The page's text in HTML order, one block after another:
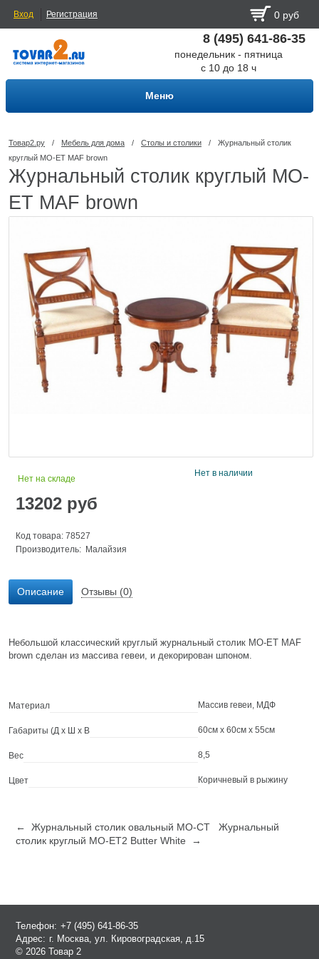
Вход Регистрация 0 руб
8 (495) 641-86-35
понедельник - пятница
с 10 до 18 ч
Меню
Товар2.ру / Мебель для дома / Столы и столики /
Журнальный столик
круглый MO-ET MAF brown
Журнальный столик круглый MO-
ET MAF brown
Нет на складе
13202 руб
Код товара: 78527
Производитель: Малайзия
Нет в наличии
Описание Отзывы (0)
Небольшой классический круглый журнальный столик MO-ET MAF
brown сделан из массива гевеи, и декорирован шпоном.
Материал Массив гевеи, МДФ
Габариты (Д х Ш х В 60см x 60см x 55см
Вес 8,5
Цвет Коричневый в рыжину
← Журнальный столик овальный MO-CT
Журнальный
столик круглый MO-ET2 Butter White →
Телефон: +7 (495) 641-86-35
Адрес: г. Москва, ул. Кировоградская, д.15
© 2026 Товар 2